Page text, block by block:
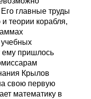
главные труды
теории корабля,
ему пришлось
Крылов
свою первую
математику в